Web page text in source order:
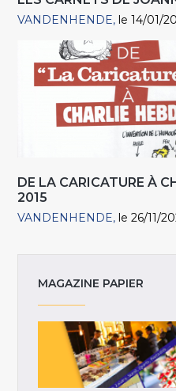
VANDENHENDE le 14/01/
DE LA CARICATURE À
2015
VANDENHENDE le 26/11/
MAGAZINE PAPIER